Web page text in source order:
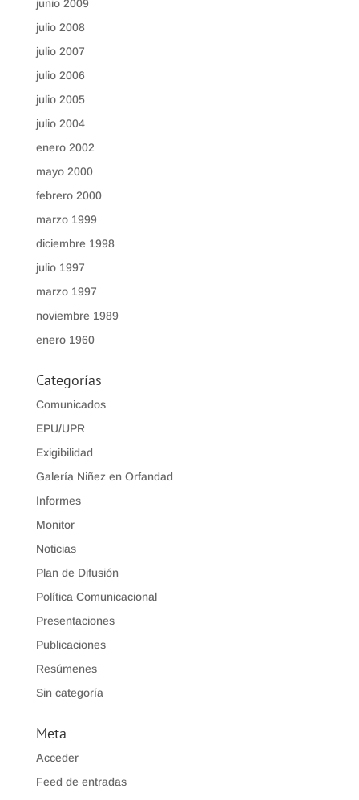
junio 2009
julio 2008
julio 2007
julio 2006
julio 2005
julio 2004
enero 2002
mayo 2000
febrero 2000
marzo 1999
diciembre 1998
julio 1997
marzo 1997
noviembre 1989
enero 1960
Categorías
Comunicados
EPU/UPR
Exigibilidad
Galería Niñez en Orfandad
Informes
Monitor
Noticias
Plan de Difusión
Política Comunicacional
Presentaciones
Publicaciones
Resúmenes
Sin categoría
Meta
Acceder
Feed de entradas